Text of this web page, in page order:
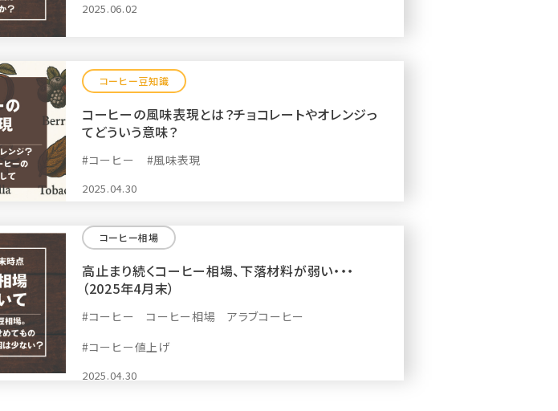
2025.06.02
コーヒー豆知識
コーヒーの風味表現とは？チョコレートやオレンジっ
てどういう意味？
#コーヒー #風味表現
2025.04.30
コーヒー相場
高止まり続くコーヒー相場、下落材料が弱い・・・
（2025年4月末）
#コーヒー コーヒー相場 アラブコーヒー
#コーヒー値上げ
2025.04.30